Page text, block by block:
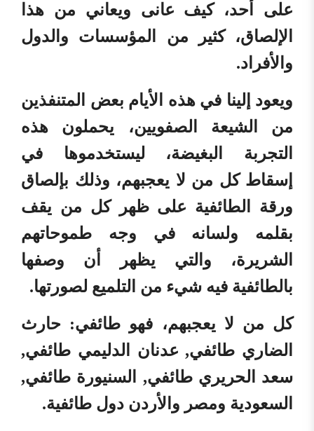
على أحد، كيف عانى ويعاني من هذا
الإلصاق، كثير من المؤسسات والدول
والأفراد.
ويعود إلينا في هذه الأيام بعض المتنفذين
من الشيعة الصفويين، يحملون هذه
التجربة البغيضة، ليستخدموها في
إسقاط كل من لا يعجبهم، وذلك بإلصاق
ورقة الطائفية على ظهر كل من يقف
بقلمه ولسانه في وجه طموحاتهم
الشريرة، والتي يظهر أن وصفها
بالطائفية فيه شيء من التلميع لصورتها.
كل من لا يعجبهم، فهو طائفي: حارث
الضاري طائفي, عدنان الدليمي طائفي,
سعد الحريري طائفي, السنيورة طائفي,
السعودية ومصر والأردن دول طائفية.